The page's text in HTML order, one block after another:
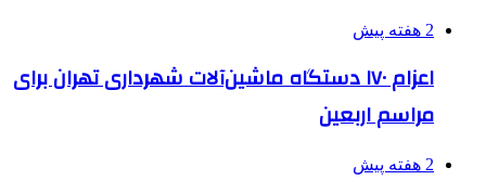
2 هفته پیش
اعزام ۱۷۰ دستگاه ماشین‌آلات شهرداری تهران برای
مراسم اربعین
2 هفته پیش